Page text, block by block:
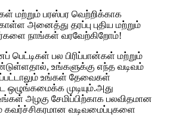
மற்றும் பரஸ்பர வெற்றிக்காக
அனைத்து தரப்பு புதிய மற்றும்
நாங்கள் வரவேற்கிறோம்!
பல பிரிப்பான்கள் மற்றும்
உங்களுக்கு எந்த வடிவம்
உங்கள் தேவைகள்
முடியும்.அது
உங்கள் அழகு சேமிப்பிற்காக பலவிதமான
கவர்ச்சிகரமான வடிவமைப்புகளை